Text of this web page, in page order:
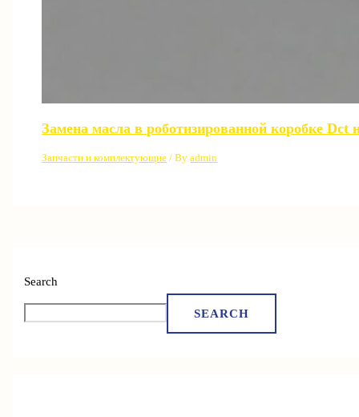
Search
SEARCH
Замена масла в роботизированной коробке
Запчасти и комплектующие / Byadmin